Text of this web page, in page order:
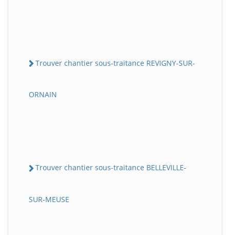
Trouver chantier sous-traitance REVIGNY-SUR-
ORNAIN
Trouver chantier sous-traitance BELLEVILLE-
SUR-MEUSE